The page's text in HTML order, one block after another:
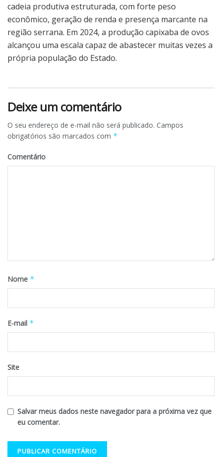
cadeia produtiva estruturada, com forte peso
econômico, geração de renda e presença marcante na
região serrana. Em 2024, a produção capixaba de ovos
alcançou uma escala capaz de abastecer muitas vezes a
própria população do Estado.
Deixe um comentário
O seu endereço de e-mail não será publicado. Campos
obrigatórios são marcados com *
Comentário
Nome *
E-mail *
Site
Salvar meus dados neste navegador para a próxima vez que
eu comentar.